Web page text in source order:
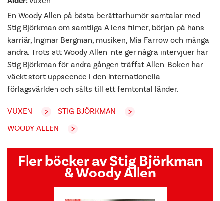
En Woody Allen på bästa berättarhumör samtalar med
Stig Björkman om samtliga Allens filmer, början på hans
karriär, Ingmar Bergman, musiken, Mia Farrow och många
andra. Trots att Woody Allen inte ger några intervjuer har
Stig Björkman för andra gången träffat Allen. Boken har
väckt stort uppseende i den internationella
förlagsvärlden och sålts till ett femtontal länder.
VUXEN
STIG BJÖRKMAN
WOODY ALLEN
Fler böcker av Stig Björkman
& Woody Allen